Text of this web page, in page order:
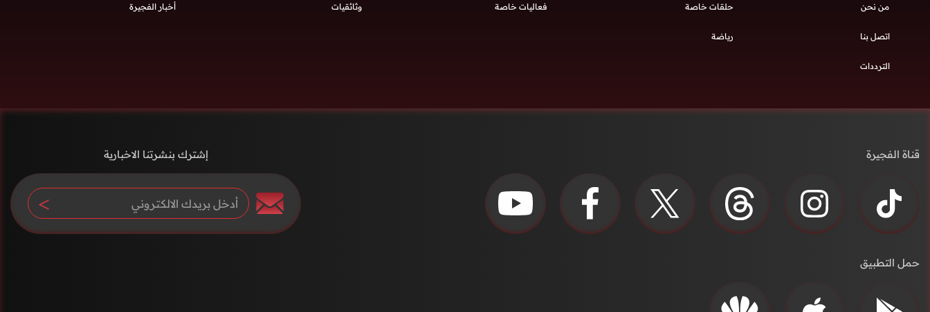
من نحن
اتصل بنا
الترددات
حلقات خاصة فعاليات خاصة وثائقيات
رياضة
أخبار الفجيرة
قناة الفجيرة
حمل التطبيق
إشترك بنشرتنا الاخبارية